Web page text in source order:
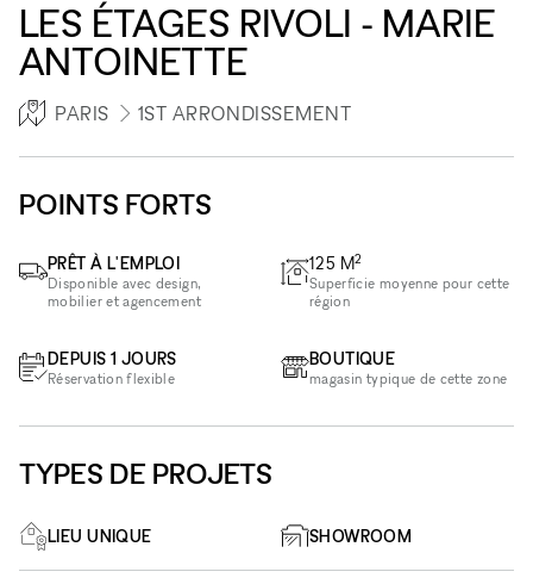
LES ÉTAGES RIVOLI - MARIE
ANTOINETTE
PARIS 1ST ARRONDISSEMENT
POINTS FORTS
PRÊT À L'EMPLOI
Disponible avec design,
mobilier et agencement
DEPUIS 1 JOURS
Réservation flexible
125 M2
Superficie moyenne pour cette
région
BOUTIQUE
magasin typique de cette zone
TYPES DE PROJETS
LIEU UNIQUE SHOWROOM